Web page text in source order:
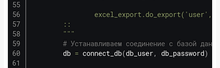
excel_export.do_export('user',
        ::
        """
# Устанавливаем соединение с базой
        db
= connect_db(db_user, db_password)